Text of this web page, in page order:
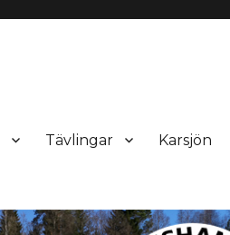
Tävlingar Karsjön